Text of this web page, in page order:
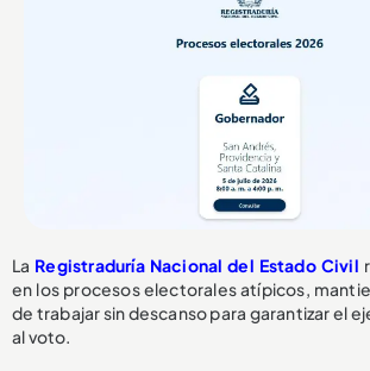
La Registraduría Nacional del Estado Civil
en los procesos electorales atípicos,
de trabajar sin descanso para garantizar el
al voto.